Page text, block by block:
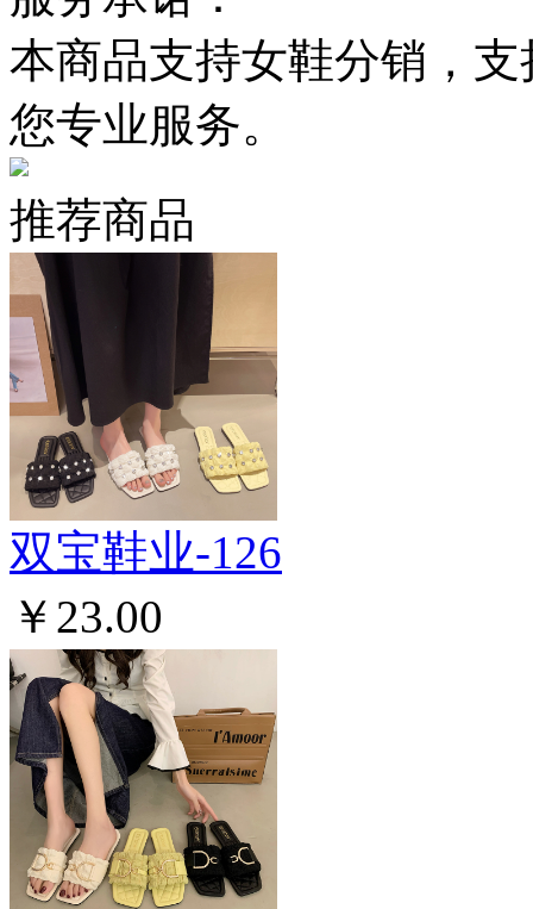
本商品支持女鞋分销，
您专业服务。
推荐商品
双宝鞋业-126
￥23.00